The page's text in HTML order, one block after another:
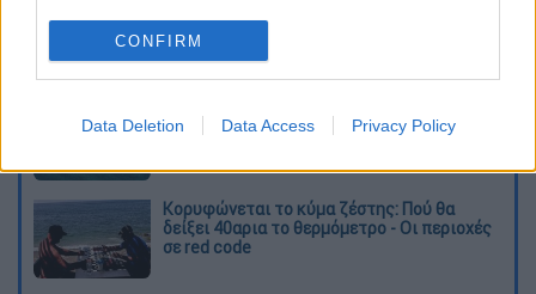
CONFIRM
Data Deletion Data Access Privacy Policy
γνώση, τη φύση και την τεχνολογία
Απίστευτη ιστορία στην Ελλάδα – Πώς μια
μπάλα ταξίδεψε στη θάλασσα 80 μίλια για
Κορυφώνεται το κύμα ζέστης: Πού θα
δείξει 40αρια το θερμόμετρο - Οι περιοχές
σε red code